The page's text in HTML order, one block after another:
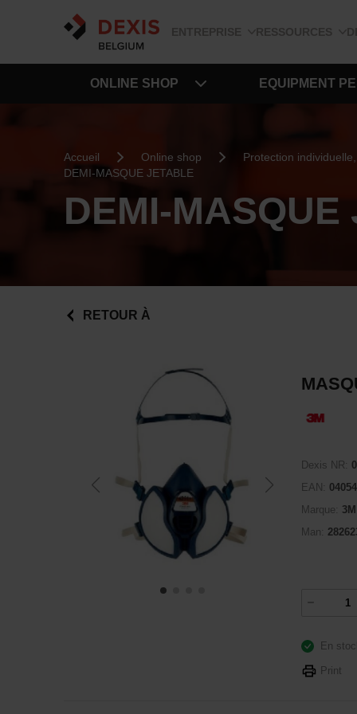
ENTREPRISE RESSOURCES
ONLINE SHOP EQUIPMENT
Accueil Online shop Protection
DEMI-MASQUE JETABLE
DEMI-MASQUE
RETOUR À
Dexis NR:
EAN:
Marque:
3M
Man:
En
Print